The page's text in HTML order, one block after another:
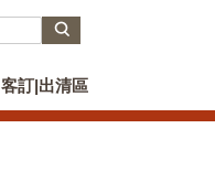
客訂|出清區